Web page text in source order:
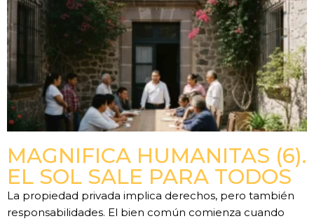
MAGNIFICA HUMANITAS (6).
EL SOL SALE PARA TODOS
La propiedad privada implica derechos, pero también
responsabilidades. El bien común comienza cuando